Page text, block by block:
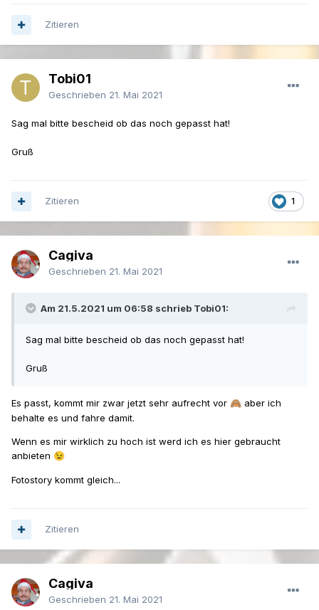
Zitieren
Tobi01
Geschrieben 21. Mai 2021
Sag mal bitte bescheid ob das noch gepasst hat!
Gruß
1
Zitieren
Cagiva
Geschrieben 21. Mai 2021
Am 21.5.2021 um 06:58 schrieb Tobi01:
Sag mal bitte bescheid ob das noch gepasst hat!
Gruß
Es passt, kommt mir zwar jetzt sehr aufrecht vor 🙈 aber ich
behalte es und fahre damit.
Wenn es mir wirklich zu hoch ist werd ich es hier gebraucht
anbieten 😉
Fotostory kommt gleich...
Zitieren
Cagiva
Geschrieben 21. Mai 2021